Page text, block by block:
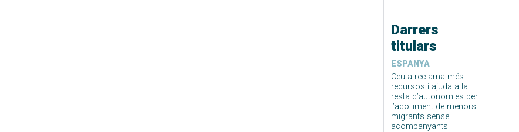
Darrers
titulars
ESPANYA
Ceuta reclama més
recursos i ajuda a la
resta d’autonomies per
l’acolliment de menors
migrants sense
acompanyants